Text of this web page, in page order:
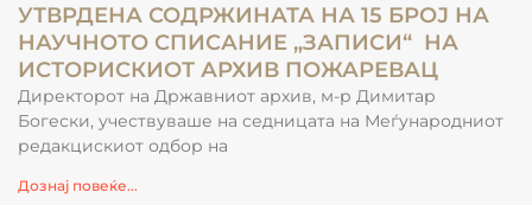
УТВРДЕНА СОДРЖИНАТА НА 15 БРОЈ НА
НАУЧНОТО СПИСАНИЕ „ЗАПИСИ“ НА
ИСТОРИСКИОТ АРХИВ ПОЖАРЕВАЦ
Директорот на Државниот архив, м-р Димитар
Богески, учествуваше на седницата на Меѓународниот
редакцискиот одбор на
Дознај повеќе...